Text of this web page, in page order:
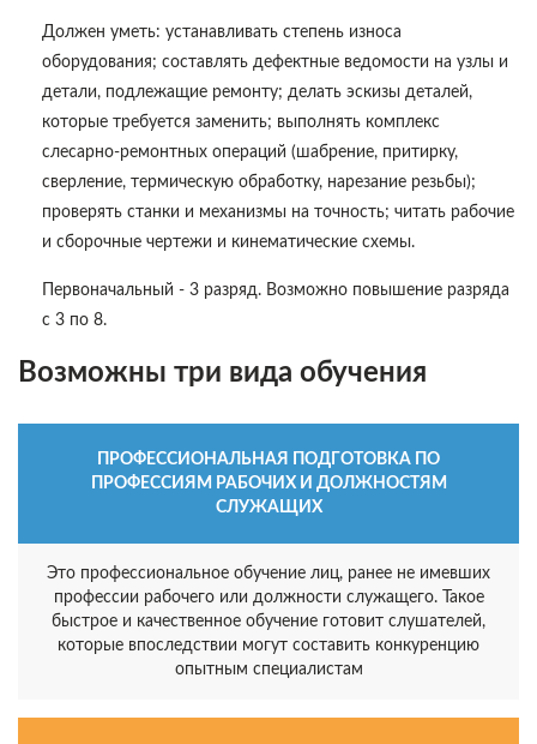
Должен уметь: устанавливать степень износа
оборудования; составлять дефектные ведомости на узлы и
детали, подлежащие ремонту; делать эскизы деталей,
которые требуется заменить; выполнять комплекс
слесарно-ремонтных операций (шабрение, притирку,
сверление, термическую обработку, нарезание резьбы);
проверять станки и механизмы на точность; читать рабочие
и сборочные чертежи и кинематические схемы.
Первоначальный - 3 разряд. Возможно повышение разряда
с 3 по 8.
Возможны три вида обучения
ПРОФЕССИОНАЛЬНАЯ ПОДГОТОВКА ПО
ПРОФЕССИЯМ РАБОЧИХ И ДОЛЖНОСТЯМ
СЛУЖАЩИХ
Это профессиональное обучение лиц, ранее не имевших
профессии рабочего или должности служащего. Такое
быстрое и качественное обучение готовит слушателей,
которые впоследствии могут составить конкуренцию
опытным специалистам